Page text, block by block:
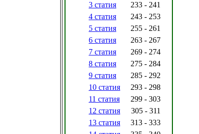
3 статия
233 - 241
4 статия
243 - 253
5 статия
255 - 261
6 статия
263 - 267
7 статия
269 - 274
8 статия
275 - 284
9 статия
285 - 292
10 статия
293 - 298
11 статия
299 - 303
12 статия
305 - 311
13 статия
313 - 333